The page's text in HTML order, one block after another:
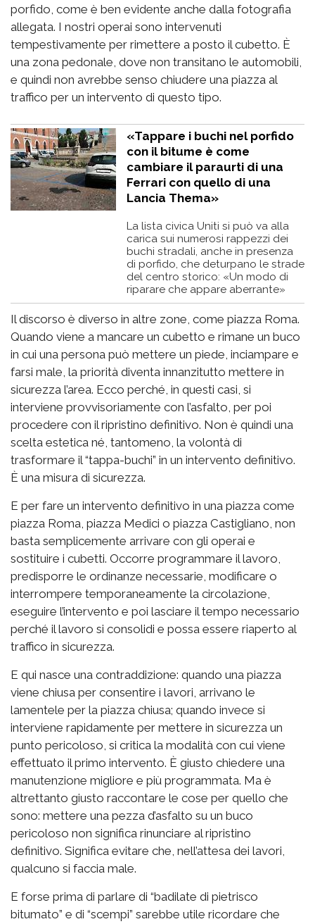
porfido, come è ben evidente anche dalla fotografia
allegata. I nostri operai sono intervenuti
tempestivamente per rimettere a posto il cubetto. È
una zona pedonale, dove non transitano le automobili,
e quindi non avrebbe senso chiudere una piazza al
traffico per un intervento di questo tipo.
«Tappare i buchi nel porfido
con il bitume è come
cambiare il paraurti di una
Ferrari con quello di una
Lancia Thema»
La lista civica Uniti si può va alla
carica sui numerosi rappezzi dei
buchi stradali, anche in presenza
di porfido, che deturpano le strade
del centro storico: «Un modo di
riparare che appare aberrante»
Il discorso è diverso in altre zone, come piazza Roma.
Quando viene a mancare un cubetto e rimane un buco
in cui una persona può mettere un piede, inciampare e
farsi male, la priorità diventa innanzitutto mettere in
sicurezza l’area. Ecco perché, in questi casi, si
interviene provvisoriamente con l’asfalto, per poi
procedere con il ripristino definitivo. Non è quindi una
scelta estetica né, tantomeno, la volontà di
trasformare il “tappa-buchi” in un intervento definitivo.
È una misura di sicurezza.
E per fare un intervento definitivo in una piazza come
piazza Roma, piazza Medici o piazza Castigliano, non
basta semplicemente arrivare con gli operai e
sostituire i cubetti. Occorre programmare il lavoro,
predisporre le ordinanze necessarie, modificare o
interrompere temporaneamente la circolazione,
eseguire l’intervento e poi lasciare il tempo necessario
perché il lavoro si consolidi e possa essere riaperto al
traffico in sicurezza.
E qui nasce una contraddizione: quando una piazza
viene chiusa per consentire i lavori, arrivano le
lamentele per la piazza chiusa; quando invece si
interviene rapidamente per mettere in sicurezza un
punto pericoloso, si critica la modalità con cui viene
effettuato il primo intervento. È giusto chiedere una
manutenzione migliore e più programmata. Ma è
altrettanto giusto raccontare le cose per quello che
sono: mettere una pezza d’asfalto su un buco
pericoloso non significa rinunciare al ripristino
definitivo. Significa evitare che, nell’attesa dei lavori,
qualcuno si faccia male.
E forse prima di parlare di “badilate di pietrisco
bitumato” e di “scempi” sarebbe utile ricordare che